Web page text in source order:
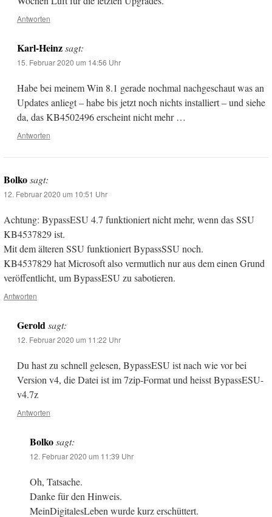
Antworten
Karl-Heinz sagt:
15. Februar 2020 um 14:56 Uhr
Habe bei meinem Win 8.1 gerade nochmal nachgeschaut was an
Updates anliegt – habe bis jetzt noch nichts installiert – und siehe
da, das KB4502496 erscheint nicht mehr …
Antworten
Bolkosagt:
12. Februar 2020 um 10:51 Uhr
Achtung: BypassESU 4.7 funktioniert nicht mehr, wenn das SSU
KB4537829 ist.
Mit dem älteren SSU funktioniert BypassSSU noch.
KB4537829 hat Microsoft also vermutlich nur aus dem einen Grund
veröffentlicht, um BypassESU zu sabotieren.
Antworten
Gerold sagt:
12. Februar 2020 um 11:22 Uhr
Du hast zu schnell gelesen, BypassESU ist nach wie vor bei
Version v4, die Datei ist im 7zip-Format und heisst BypassESU-
v4.7z
Antworten
Bolko sagt:
12. Februar 2020 um 11:39 Uhr
Oh, Tatsache.
Danke für den Hinweis.
MeinDigitalesLeben wurde kurz erschüttert.